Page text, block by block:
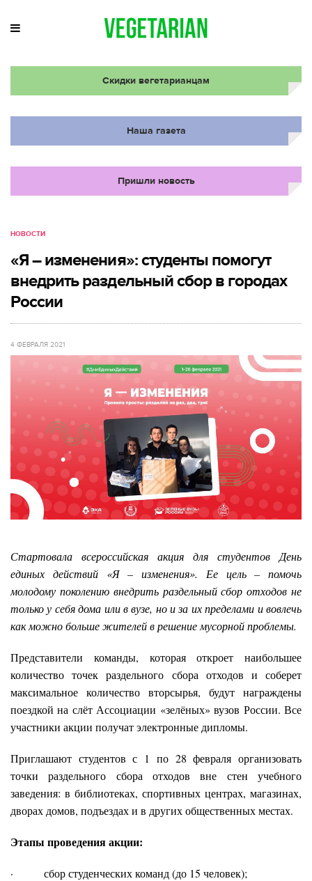
Скидки вегетарианцам
Наша газета
Пришли новость
НОВОСТИ
«Я – изменения»: студенты помогут
внедрить раздельный сбор в городах
России
4 ФЕВРАЛЯ 2021
Стартовала всероссийская акция для студентов День
единых действий «Я – изменения». Ее цель – помочь
молодому поколению внедрить раздельный сбор отходов не
только у себя дома или в вузе, но и за их пределами и вовлечь
как можно больше жителей в решение мусорной проблемы.
Представители команды, которая откроет наибольшее
количество точек раздельного сбора отходов и соберет
максимальное количество вторсырья, будут награждены
поездкой на слёт Ассоциации «зелёных» вузов России. Все
участники акции получат электронные дипломы.
Приглашают студентов с 1 по 28 февраля организовать
точки раздельного сбора отходов вне стен учебного
заведения: в библиотеках, спортивных центрах, магазинах,
дворах домов, подъездах и в других общественных местах.
Этапы проведения акции:
· сбор студенческих команд (до 15 человек);